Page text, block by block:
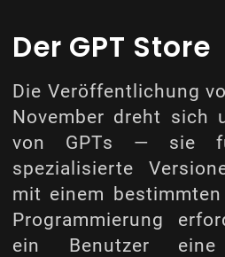
Der GPT Store
Die Veröffentlichung
November dreht sich
von GPTs — sie
spezialisierte
mit einem
Programmierung
ein Benutzer eine